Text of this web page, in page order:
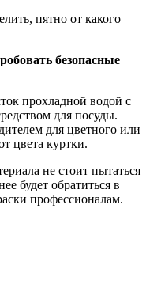
пятно от какого
безопасные
прохладной водой с
для посуды.
для цветного или
цвета куртки.
не стоит пытаться
будет обратиться в
профессионалам.